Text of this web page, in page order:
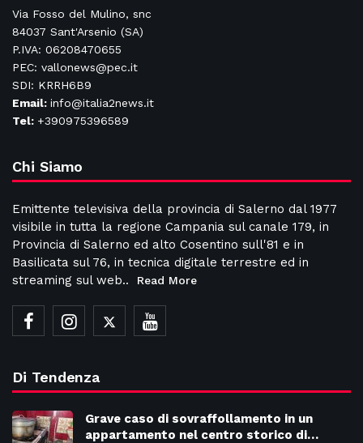
Via Fosso del Mulino, snc
84037 Sant'Arsenio (SA)
P.IVA: 06208470655
PEC: vallonews@pec.it
SDI: KRRH6B9
Email: info@italia2news.it
Tel: +390975396589
Chi Siamo
Emittente televisiva della provincia di Salerno dal 1977
visibile in tutta la regione Campania sul canale 179, in
Provincia di Salerno ed alto Cosentino sull'81 e in
Basilicata sul 76, in tecnica digitale terrestre ed in
streaming sul web..
Read More
Di Tendenza
Grave caso di sovraffollamento in un
appartamento nel centro storico di…